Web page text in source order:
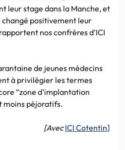
leur stage dans la Manche, et
changé positivement leur
nos confrères d’ICI
de jeunes médecins
à privilégier les termes
“zone d’implantation
moins péjoratifs.
[AvecICI Cotentin]